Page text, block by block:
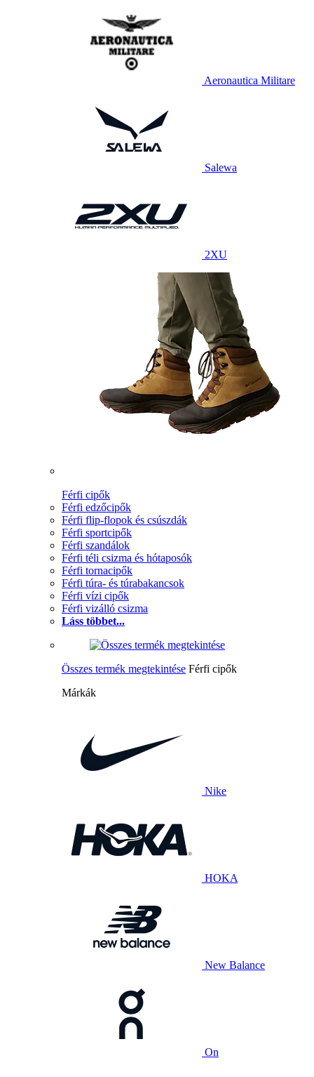
Aeronautica Militare
Salewa
2XU
Férfi cipők
Férfi edzőcipők
Férfi flip-flopok és csúszdák
Férfi sportcipők
Férfi szandálok
Férfi téli csizma és hótaposók
Férfi tornacipők
Férfi túra- és túrabakancsok
Férfi vízi cipők
Férfi vizálló csizma
Láss többet...
Összes termék megtekintése Férfi cipők
Márkák
Nike
HOKA
New Balance
On